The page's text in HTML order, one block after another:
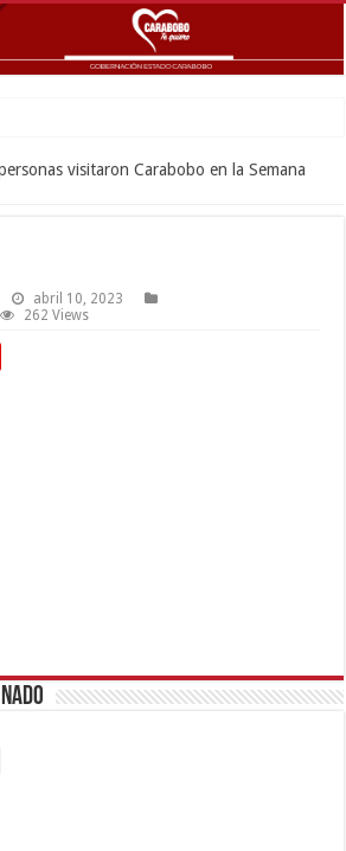
visitaron Carabobo en la Semana
abril 10, 2023
262 Views